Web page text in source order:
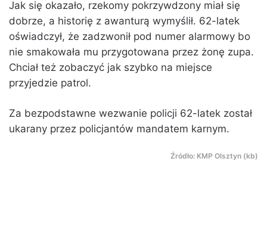
Jak się okazało, rzekomy pokrzywdzony miał się
dobrze, a historię z awanturą wymyślił. 62-latek
oświadczył, że zadzwonił pod numer alarmowy bo
nie smakowała mu przygotowana przez żonę zupa.
Chciał też zobaczyć jak szybko na miejsce
przyjedzie patrol.
Za bezpodstawne wezwanie policji 62-latek został
ukarany przez policjantów mandatem karnym.
Źródło: KMP Olsztyn (kb)